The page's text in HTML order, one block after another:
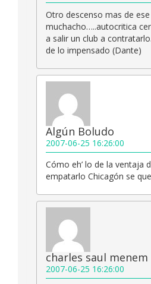
Otro descenso mas de ese
muchacho…..autocritica
a salir un club a
de lo impensado (Dante)
Algún Boludo
2007-06-25 16:26:00
Cómo eh’ lo de la ventaja
empatarlo Chicagón se
charles saul menem
2007-06-25 16:26:00